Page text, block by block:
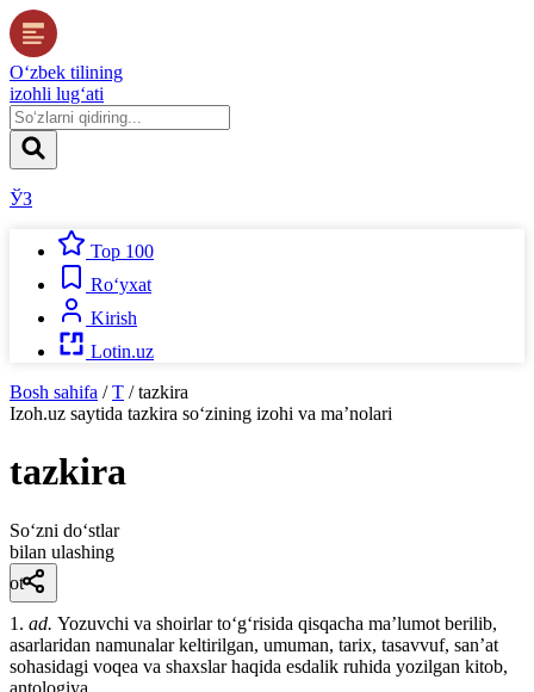
O‘zbek tilining
izohli lug‘ati
ЎЗ
Top 100
Ro‘yxat
Kirish
Lotin.uz
Bosh sahifa / T / tazkira
Izoh.uz saytida tazkira so‘zining izohi va ma’nolari
tazkira
So‘zni do‘stlar
bilan ulashing
ot
1. ad. Yozuvchi va shoirlar toʻgʻrisida qisqacha maʼlumot berilib,
asarlaridan namunalar keltirilgan, umuman, tarix, tasavvuf, sanʼat
sohasidagi voqea va shaxslar haqida esdalik ruhida yozilgan kitob,
antologiya.